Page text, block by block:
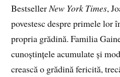
Bestseller New York Times,
povestesc despre primele lor
propria grădină. Familia
cunoștințele acumulate și
crească o grădină fericită,